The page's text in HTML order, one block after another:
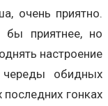
очень приятно.
приятнее, но
настроение
обидных
гонках